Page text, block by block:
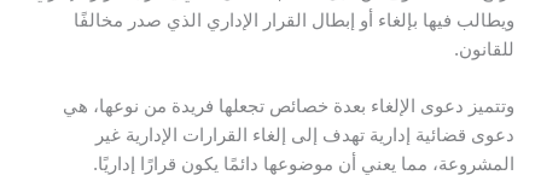
ويطالب فيها بإلغاء أو إبطال القرار الإداري الذي صدر مخالفًا
للقانون.
وتتميز دعوى الإلغاء بعدة خصائص تجعلها فريدة من نوعها، هي
دعوى قضائية إدارية تهدف إلى إلغاء القرارات الإدارية غير
المشروعة، مما يعني أن موضوعها دائمًا يكون قرارًا إداريًا.